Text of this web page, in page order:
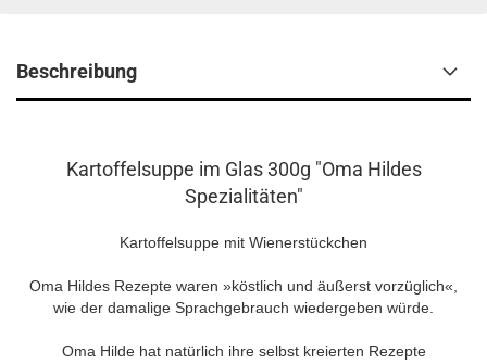
Beschreibung
Kartoffelsuppe im Glas 300g "Oma Hildes
Spezialitäten"
Kartoffelsuppe mit Wienerstückchen
Oma Hildes Rezepte waren »köstlich und äußerst vorzüglich«,
wie der damalige Sprachgebrauch wiedergeben würde.
Oma Hilde hat natürlich ihre selbst kreierten Rezepte